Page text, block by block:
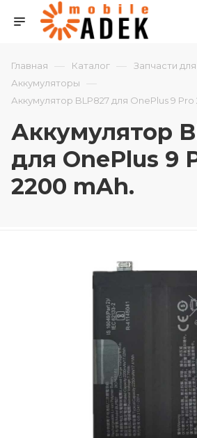
Главная — Каталог — Запчасти
Аккумуляторы —
Аккумулятор BLP827 для OnePlus 9 Pro
Аккумулятор
для OnePlus 9
2200 mAh.